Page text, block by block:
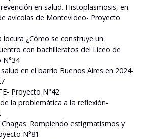
en salud. Histoplasmosis, en
avícolas de Montevideo- Proyecto
locura ¿Cómo se construye un
con bachilleratos del Liceo de
N°34
en el barrio Buenos Aires en 2024-
Proyecto N°42
la problemática a la reflexión-
Rompiendo estigmatismos y
N°81